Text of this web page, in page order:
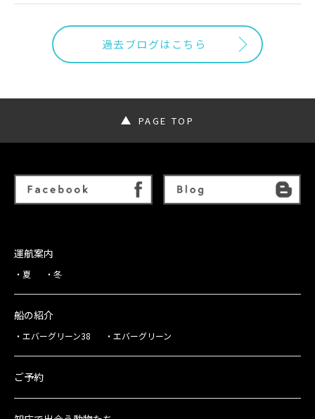
過去ブログはこちら
PAGE TOP
運航案内
夏 冬
船の紹介
エバーグリーン38 エバーグリーン
ご予約